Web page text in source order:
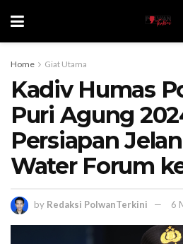
Home Giat Utama
Kadiv Humas
Puri Agung
Persiapan
Water Forum
by Redaksi PolwanTerkini 6